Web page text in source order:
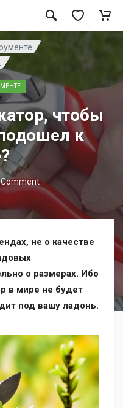
чтобы
к
не о качестве
о размерах. Ибо
в мире не будет
под вашу ладонь.